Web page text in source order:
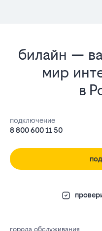
билайн —
мир
в
подключение
8 800 600 11 50
города обслуживания